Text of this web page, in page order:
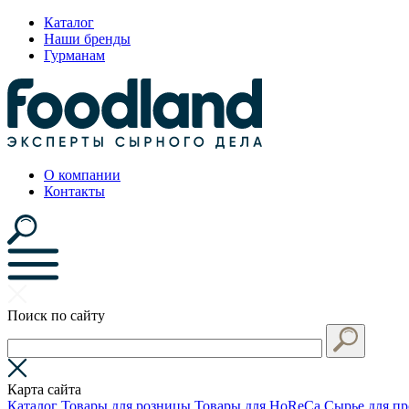
Каталог
Наши бренды
Гурманам
О компании
Контакты
Поиск по сайту
Карта сайта
Каталог Товары для розницы Товары для HoReCa Сырье для